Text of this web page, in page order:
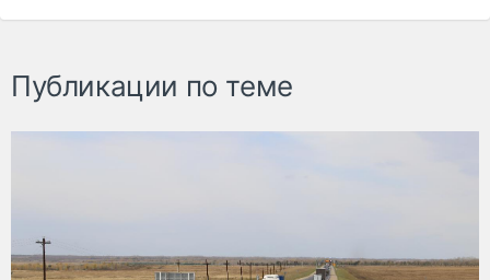
Публикации по теме